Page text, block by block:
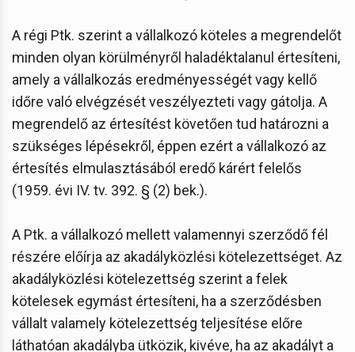
A régi Ptk. szerint a vállalkozó köteles a megrendelőt
minden olyan körülményről haladéktalanul értesíteni,
amely a vállalkozás eredményességét vagy kellő
időre való elvégzését veszélyezteti vagy gátolja. A
megrendelő az értesítést követően tud határozni a
szükséges lépésekről, éppen ezért a vállalkozó az
értesítés elmulasztásából eredő kárért felelős
(1959. évi IV. tv. 392. § (2) bek.).
A Ptk. a vállalkozó mellett valamennyi szerződő fél
részére előírja az akadályközlési kötelezettséget. Az
akadályközlési kötelezettség szerint a felek
kötelesek egymást értesíteni, ha a szerződésben
vállalt valamely kötelezettség teljesítése előre
láthatóan akadályba ütközik, kivéve, ha az akadályt a